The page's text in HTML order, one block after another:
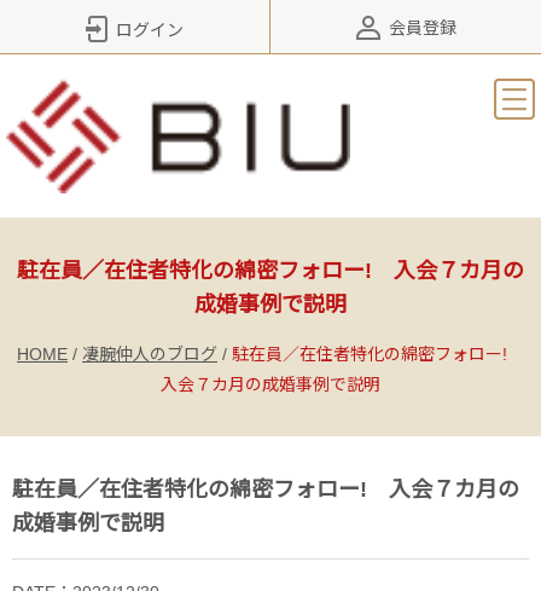
ログイン 会員登録
駐在員／在住者特化の綿密フォロー! 入会７カ月の
成婚事例で説明
HOME / 凄腕仲人のブログ / 駐在員／在住者特化の綿密フォロー!
入会７カ月の成婚事例で説明
駐在員／在住者特化の綿密フォロー! 入会７カ月の
成婚事例で説明